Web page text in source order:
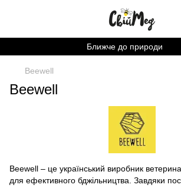
Ближче до природи
Beewell
Beewell
Beewell – це український виробник
для ефективного бджільництва. Завдяки